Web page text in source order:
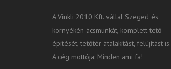
A Vinkli 2010 Kft. vállal Szeged és
környékén ácsmunkát, komplett tető
építését, tetőtér átalakítást, felújítást is.
A cég mottója: Minden ami fa!